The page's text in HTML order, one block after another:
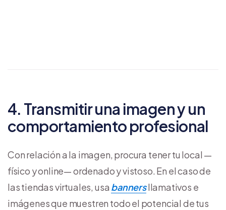
4. Transmitir una imagen y un
comportamiento profesional
Con relación a la imagen, procura tener tu local —
físico y online— ordenado y vistoso. En el caso de
las tiendas virtuales, usa bannersllamativos e
imágenes que muestren todo el potencial de tus